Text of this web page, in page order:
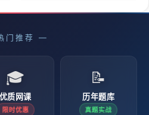
门推荐 —
🎓
优质网课
限时优惠
📝
历年题库
真题实战